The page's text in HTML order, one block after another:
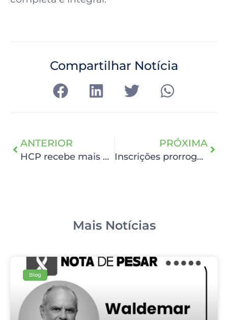
Compartilhar Notícia
ANTERIOR
HCP recebe mais uma entrega do Troco Solidário Extrabom
PRÓXIMA
Inscrições prorrogadas para o Fellowship em Urologia Oncológica
Mais Notícias
Blog